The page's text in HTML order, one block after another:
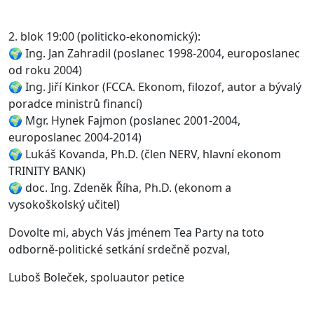
2. blok 19:00 (politicko-ekonomický):
🌍 Ing. Jan Zahradil (poslanec 1998-2004, europoslanec
od roku 2004)
🌍 Ing. Jiří Kinkor (FCCA. Ekonom, filozof, autor a bývalý
poradce ministrů financí)
🌍 Mgr. Hynek Fajmon (poslanec 2001-2004,
europoslanec 2004-2014)
🌍 Lukáš Kovanda, Ph.D. (člen NERV, hlavní ekonom
TRINITY BANK)
🌍 doc. Ing. Zdeněk Říha, Ph.D. (ekonom a
vysokoškolský učitel)
Dovolte mi, abych Vás jménem Tea Party na toto
odborně-politické setkání srdečně pozval,
Luboš Boleček, spoluautor petice